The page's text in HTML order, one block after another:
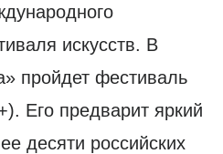
искусств. В
пройдет фестиваль
Его предварит яркий
десяти российских